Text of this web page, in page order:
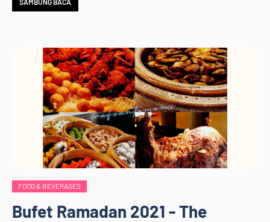
SAMBUNG BACA
FOOD & BEVERAGES
Bufet Ramadan 2021 - The